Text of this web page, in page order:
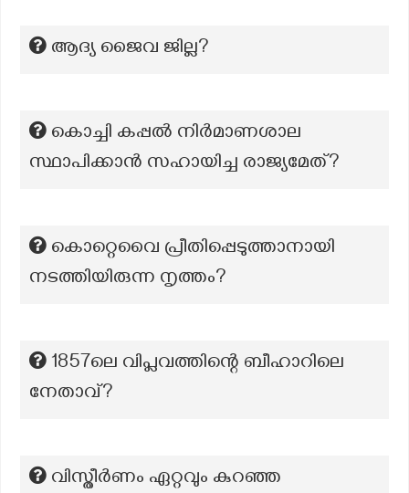
ആദ്യ ജൈവ ജില്ല?
കൊച്ചി കപ്പൽ നിർമാണശാല
സ്ഥാപിക്കാൻ സഹായിച്ച രാജ്യമേത്?
കൊറ്റെവൈ പ്രീതിപ്പെടുത്താനായി
നടത്തിയിരുന്ന നൃത്തം?
1857ലെ വിപ്ലവത്തിന്റെ ബീഹാറിലെ
നേതാവ്?
വിസ്തീർണം ഏറ്റവും കുറഞ്ഞ